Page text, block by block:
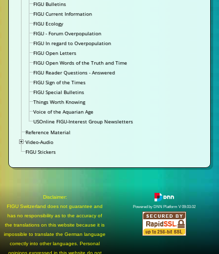
FIGU Bulletins
FIGU Current Information
FIGU Ecology
FIGU - Forum Overpopulation
FIGU In regard to Overpopulation
FIGU Open Letters
FIGU Open Words of the Truth and Time
FIGU Reader Questions - Answered
FIGU Sign of the Times
FIGU Special Bulletins
Things Worth Knowing
Voice of the Aquarian Age
USOnline FIGU-Interest Group Newsletters
Reference Material
Video-Audio
FIGU Stickers
Disclaimer:
FIGU Switzerland does not guarantee and
has no responsibility as to the accuracy of
the translations on this website because it is
impossible to translate the German language
correctly into other languages. Personal
opinions expressed in this website do not
Powered by DNN Platform V 09.03.02